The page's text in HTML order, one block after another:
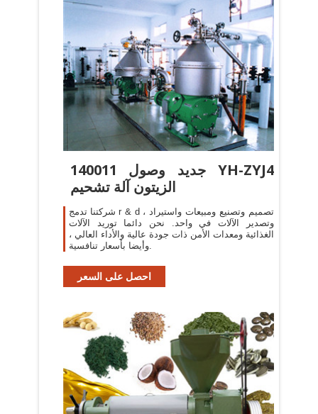
140011 جديد وصول YH-ZYJ4
الزيتون آلة تشحيم
شركتنا تدمج r & d ، تصميم وتصنيع ومبيعات واستيراد
وتصدير الآلات في واحد. نحن دائما توريد الآلات
الغذائية ومعدات الأمن ذات جودة عالية والأداء العالي ،
وأيضا بأسعار تنافسية.
احصل على السعر